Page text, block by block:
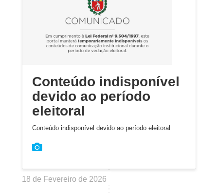
Conteúdo indisponível
devido ao período
eleitoral
Conteúdo indisponível devido ao período eleitoral
18 de Fevereiro de 2026